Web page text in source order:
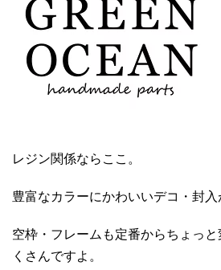
レジン関係ならここ。
豊富なカラーにかわいいデコ・封入
空枠・フレームも定番からちょっ
くさんですよ。